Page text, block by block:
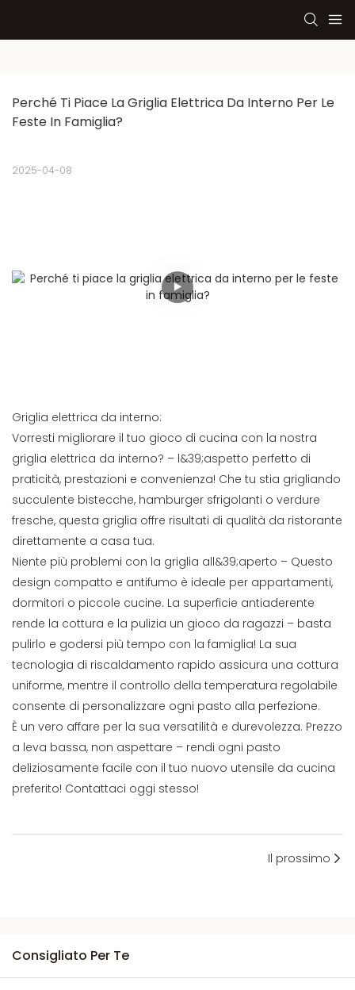
Perché Ti Piace La Griglia Elettrica Da Interno Per Le
Feste In Famiglia?
2025-04-08
Griglia elettrica da interno:
Vorresti migliorare il tuo gioco di cucina con la nostra
griglia elettrica da interno? – l&39;aspetto perfetto di
praticità, prestazioni e convenienza! Che tu stia grigliando
succulente bistecche, hamburger sfrigolanti o verdure
fresche, questa griglia offre risultati di qualità da ristorante
direttamente a casa tua.
Niente più problemi con la griglia all&39;aperto – Questo
design compatto e antifumo è ideale per appartamenti,
dormitori o piccole cucine. La superficie antiaderente
rende la cottura e la pulizia un gioco da ragazzi – basta
pulirlo e godersi più tempo con la famiglia! La sua
tecnologia di riscaldamento rapido assicura una cottura
uniforme, mentre il controllo della temperatura regolabile
consente di personalizzare ogni pasto alla perfezione.
È un vero affare per la sua versatilità e durevolezza. Prezzo
a leva bassa, non aspettare – rendi ogni pasto
deliziosamente facile con il tuo nuovo utensile da cucina
preferito! Contattaci oggi stesso!
Il prossimo
Consigliato Per Te